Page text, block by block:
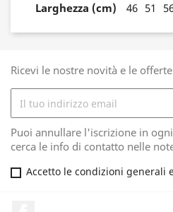
Larghezza (cm)
46 51
Ricevi le nostre novità e le
Puoi annullare l'iscrizione in
cerca le info di contatto nelle
Accetto le condizioni generali